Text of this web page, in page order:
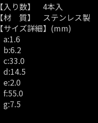
【入り数】 4本入
【材 質】 ステンレス製
【サイズ詳細】(mm)
a:1.6
b:6.2
c:33.0
d:14.5
e:2.0
f:55.0
g:7.5